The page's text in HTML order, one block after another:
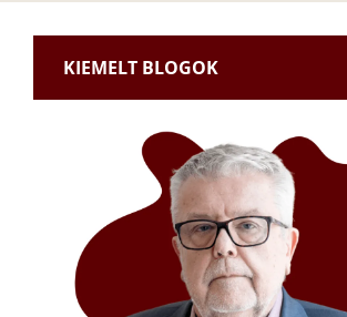
KIEMELT BLOGOK